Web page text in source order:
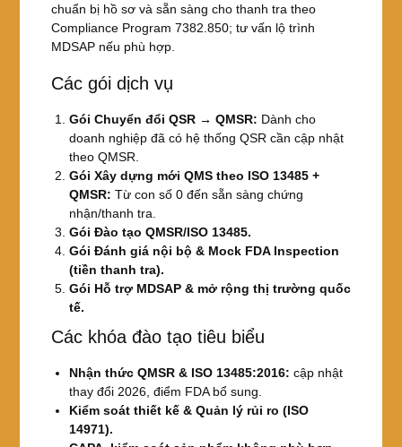
chuẩn bị hồ sơ và sẵn sàng cho thanh tra theo
Compliance Program 7382.850; tư vấn lộ trình
MDSAP nếu phù hợp.
Các gói dịch vụ
Gói Chuyển đổi QSR → QMSR: Dành cho
doanh nghiệp đã có hệ thống QSR cần cập nhật
theo QMSR.
Gói Xây dựng mới QMS theo ISO 13485 +
QMSR: Từ con số 0 đến sẵn sàng chứng
nhận/thanh tra.
Gói Đào tạo QMSR/ISO 13485.
Gói Đánh giá nội bộ & Mock FDA Inspection
(tiền thanh tra).
Gói Hỗ trợ MDSAP & mở rộng thị trường quốc
tế.
Các khóa đào tạo tiêu biểu
Nhận thức QMSR & ISO 13485:2016: cập nhật
thay đổi 2026, điểm FDA bổ sung.
Kiểm soát thiết kế & Quản lý rủi ro (ISO
14971).